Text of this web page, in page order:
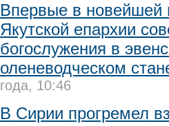
Впервые в новейшей
Якутской епархии
богослужения в
оленеводческом
года, 10:46
В Сирии прогремел